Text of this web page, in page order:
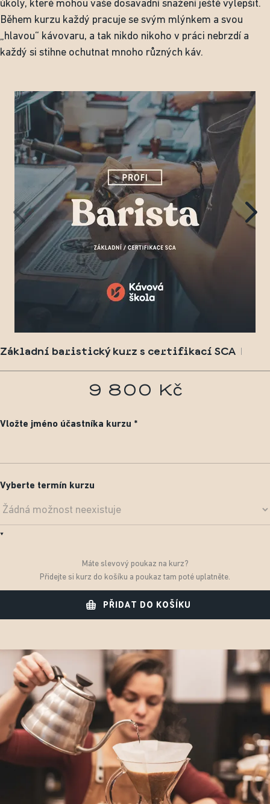
úkoly, které mohou vaše dosavadní snažení ještě vylepšit.
Během kurzu každý pracuje se svým mlýnkem a svou
„hlavou“ kávovaru, a tak nikdo nikoho v práci nebrzdí a
každý si stihne ochutnat mnoho různých káv.
Základní baristický kurz s certifikací SCA
9 800 Kč
Vložte jméno účastníka kurzu
Vyberte termín kurzu
Máte slevový poukaz na kurz?
Přidejte si kurz do košíku a poukaz tam poté uplatněte.
PŘIDAT DO KOŠÍKU